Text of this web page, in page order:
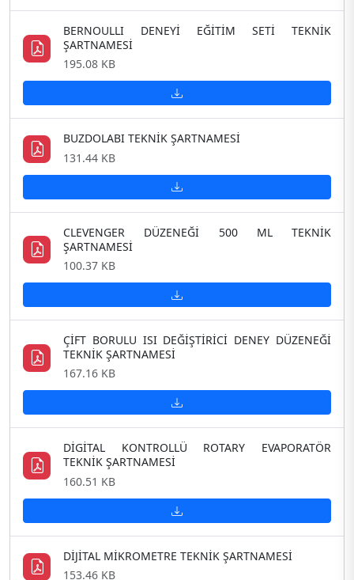
BERNOULLI DENEYİ EĞİTİM SETİ TEKNİK
ŞARTNAMESİ
195.08 KB
BUZDOLABI TEKNİK ŞARTNAMESİ
131.44 KB
CLEVENGER DÜZENEĞİ 500 ML TEKNİK
ŞARTNAMESİ
100.37 KB
ÇİFT BORULU ISI DEĞİŞTİRİCİ DENEY DÜZENEĞİ
TEKNİK ŞARTNAMESİ
167.16 KB
DİGİTAL KONTROLLÜ ROTARY EVAPORATÖR
TEKNİK ŞARTNAMESİ
160.51 KB
DİJİTAL MİKROMETRE TEKNİK ŞARTNAMESİ
153.46 KB